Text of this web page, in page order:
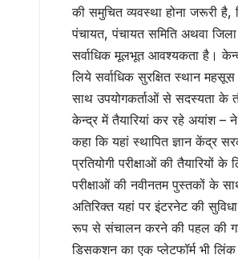
की समुचित व्यवस्था होना जरूरी
पंचायत, पंचायत समिति अथवा
सर्वाधिक मूलभूत आवश्यकता है।
लिये सर्वाधिक सुरक्षित स्थान
साथ उपयोगकर्ताओं से सदस्यता के
केन्द्र में तैयारियां कर रहे अयांश –
कहा कि यहां स्थापित ज्ञान केंद्र
प्रतियोगी परीक्षाओं की तैयारियों
परीक्षाओं की नवीनतम पुस्तकों के
अतिरिक्त यहां पर इंटरनेट की
रूप से संचालन करने की पहल की
डिसकशन का एक प्लेटफॉर्म भी लिंक